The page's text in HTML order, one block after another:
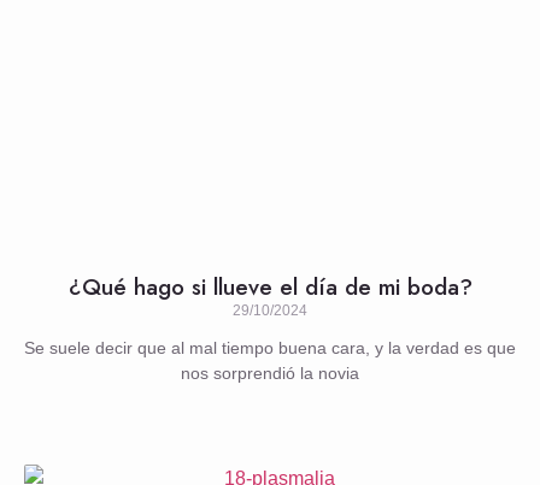
¿Qué hago si llueve el día de mi boda?
29/10/2024
Se suele decir que al mal tiempo buena cara, y la verdad es que
nos sorprendió la novia